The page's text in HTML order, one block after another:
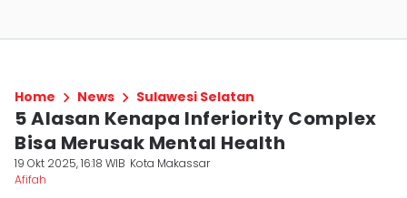
Home News Sulawesi Selatan
5 Alasan Kenapa Inferiority Complex
Bisa Merusak Mental Health
19 Okt 2025, 16:18 WIB Kota Makassar
Afifah